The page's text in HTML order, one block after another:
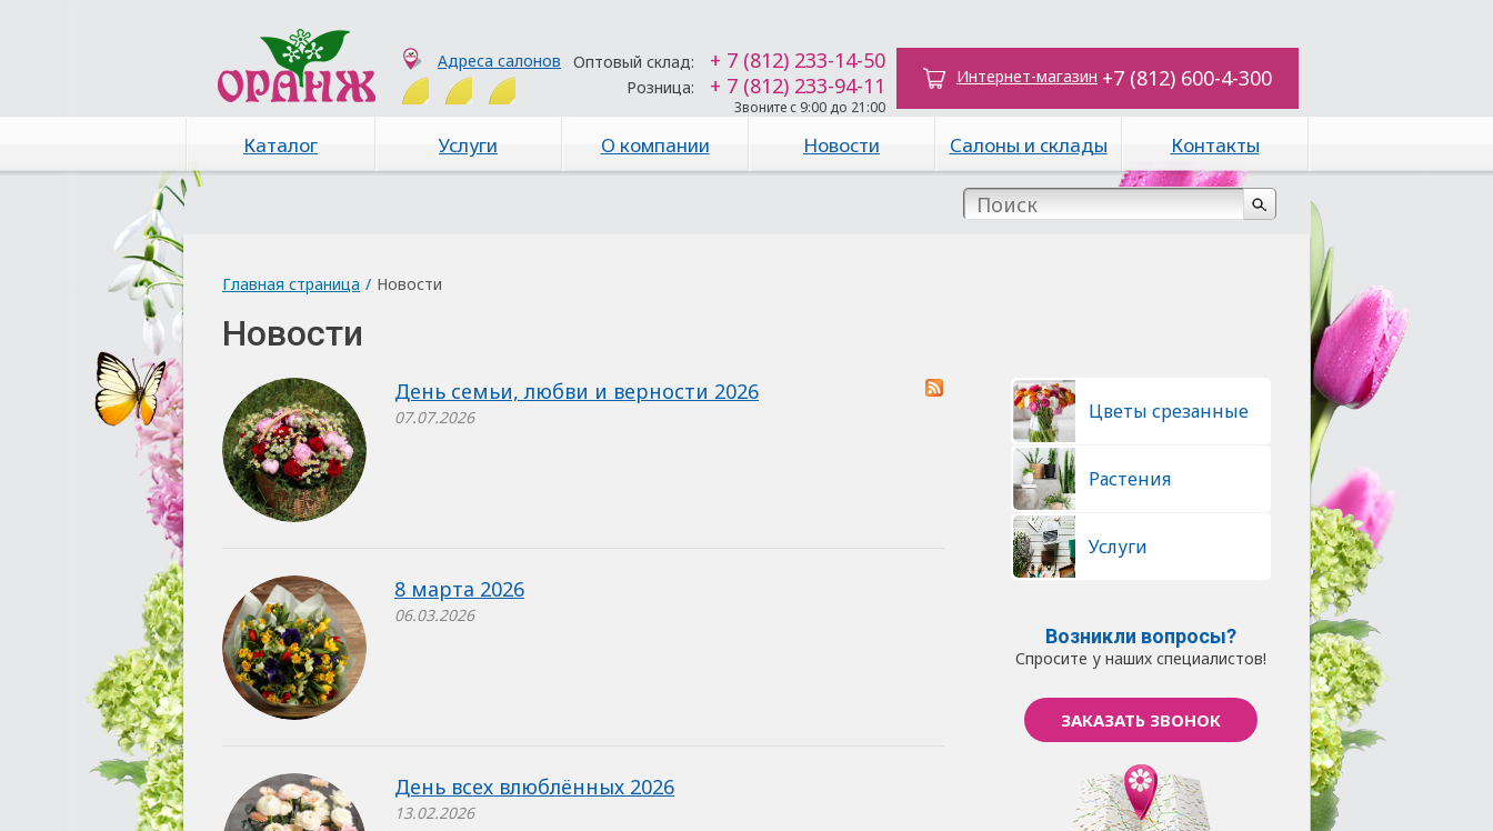
Адреса салонов Оптовый склад: + 7 (812) 233-14-50
Розница: + 7 (812) 233-94-11
Звоните с 9:00 до 21:00
Интернет-магазин +7 (812) 600-4-300
Каталог Услуги О компании Новости Салоны и склады Контакты
Главная страница / Новости
Новости
День семьи, любви и верности 2026
07.07.2026
8 марта 2026
06.03.2026
День всех влюблённых 2026
13.02.2026
Цветы срезанные
Растения
Услуги
Возникли вопросы?
Спросите у наших специалистов!
ЗАКАЗАТЬ ЗВОНОК